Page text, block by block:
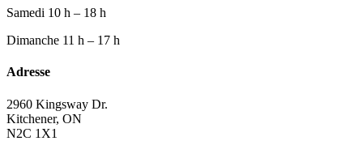
Samedi 10 h – 18 h
Dimanche 11 h – 17 h
Adresse
2960 Kingsway Dr.
Kitchener, ON
N2C 1X1